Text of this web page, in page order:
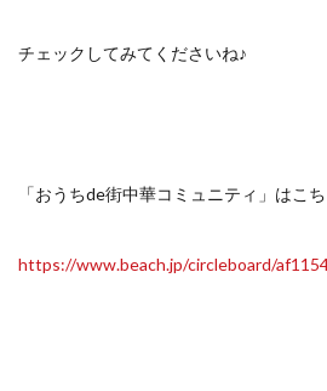
チェックしてみてくださいね♪
「おうちde街中華コミュニティ」はこ
https://www.beach.jp/circleboard/